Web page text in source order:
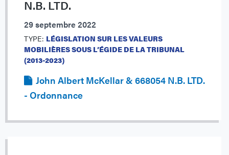
N.B. LTD.
29 septembre 2022
TYPE: LÉGISLATION SUR LES VALEURS
MOBILIÈRES SOUS L’ÉGIDE DE LA TRIBUNAL
(2013-2023)
John Albert McKellar & 668054 N.B. LTD.
- Ordonnance